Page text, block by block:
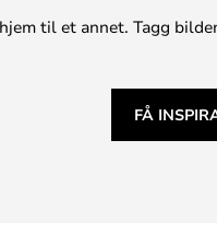
til et annet. Tagg
FÅ